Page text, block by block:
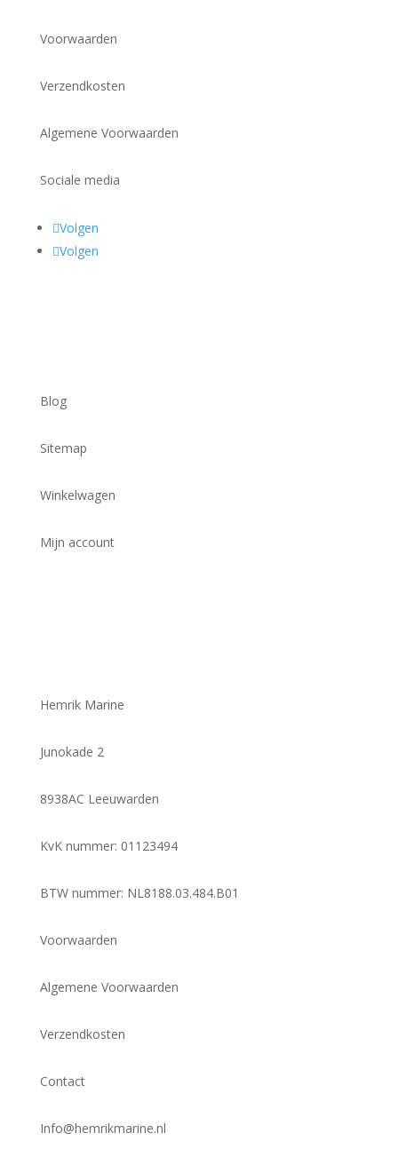
Voorwaarden
Verzendkosten
Algemene Voorwaarden
Sociale media
Volgen
Volgen
Blog
Sitemap
Winkelwagen
Mijn account
Hemrik Marine
Junokade 2
8938AC Leeuwarden
KvK nummer: 01123494
BTW nummer: NL8188.03.484.B01
Voorwaarden
Algemene Voorwaarden
Verzendkosten
Contact
Info@hemrikmarine.nl